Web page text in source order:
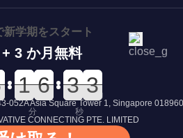
052A Asia Square Tower 1, Singapore
CONNECTING PTE. LIMITED
学期をスタート
3 か月無料
0
0
1
1 0
0
6
6 4
4
3
3 3
3
2
分 秒